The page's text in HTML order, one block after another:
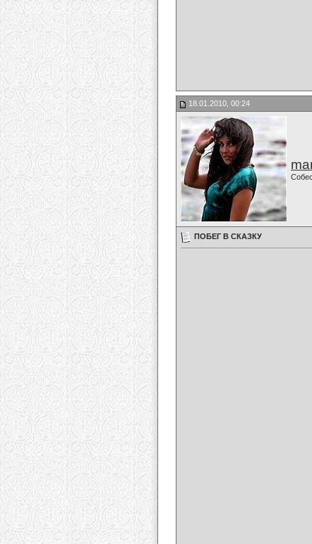
18.01.2010, 00:24
ПОБЕГ В СКАЗКУ